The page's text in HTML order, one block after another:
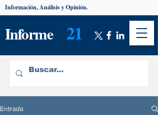
Informe 21
Información, Análisis y Opinión.
Entrada